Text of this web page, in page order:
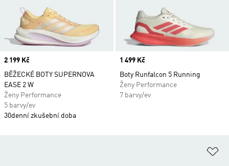
Price
2 199 Kč
BĚŽECKÉ BOTY SUPERNOVA
EASE 2 W
Ženy Performance
5 barvy/ev
30denní zkušební doba
Price
1 499 Kč
Boty Runfalcon 5 Running
Ženy Performance
7 barvy/ev